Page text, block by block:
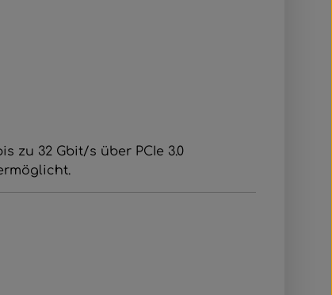
zu 32 Gbit/s über PCIe 3.0